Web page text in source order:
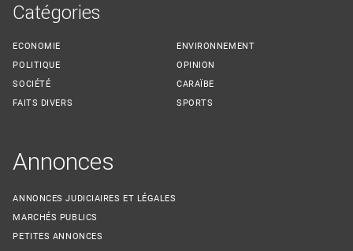
Catégories
ECONOMIE
POLITIQUE
SOCIÉTÉ
FAITS DIVERS
ENVIRONNEMENT
OPINION
CARAÏBE
SPORTS
Annonces
ANNONCES JUDICIAIRES ET LÉGALES
MARCHÉS PUBLICS
PETITES ANNONCES